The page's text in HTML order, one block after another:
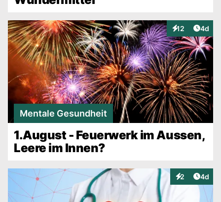
12
Interaktionen
4d
Mentale Gesundheit
1.August - Feuerwerk im Aussen,
Leere im Innen?
2
Interaktionen
4d